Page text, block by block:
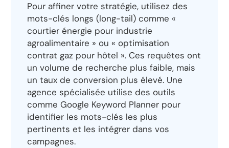
Pour affiner votre stratégie, utilisez des
mots-clés longs (long-tail) comme «
courtier énergie pour industrie
agroalimentaire » ou « optimisation
contrat gaz pour hôtel ». Ces requêtes ont
un volume de recherche plus faible, mais
un taux de conversion plus élevé. Une
agence spécialisée utilise des outils
comme Google Keyword Planner pour
identifier les mots-clés les plus
pertinents et les intégrer dans vos
campagnes.